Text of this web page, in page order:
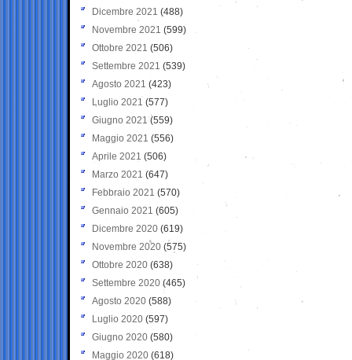
Dicembre 2021 (488)
Novembre 2021 (599)
Ottobre 2021 (506)
Settembre 2021 (539)
Agosto 2021 (423)
Luglio 2021 (577)
Giugno 2021(559)
Maggio 2021 (556)
Aprile 2021 (506)
Marzo 2021 (647)
Febbraio 2021 (570)
Gennaio 2021 (605)
Dicembre 2020 (619)
Novembre 2020 (575)
Ottobre 2020 (638)
Settembre 2020(465)
Agosto 2020 (588)
Luglio 2020 (597)
Giugno 2020 (580)
Maggio 2020 (618)